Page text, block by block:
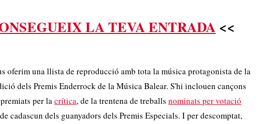
LA TEVA ENTRADA<<
oferim una llista de reproducció amb tota la música protagonista de la
dels Premis Enderrock de la Música Balear. S'hi inclouen cançons
per lacrítica, de la trentena de treballsnominats per votació
cadascun dels guanyadors dels Premis Especials. I per descomptat,